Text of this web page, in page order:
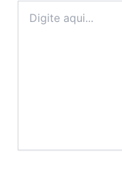
aqui...